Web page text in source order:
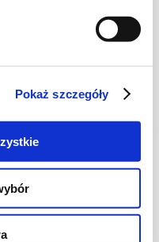
Pokaż szczegóły
Dan…
kcal